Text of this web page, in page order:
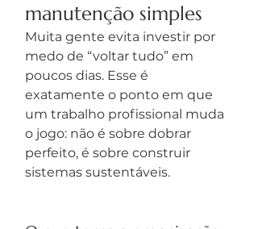
manutenção simples
Muita gente evita investir por
medo de “voltar tudo” em
poucos dias. Esse é
exatamente o ponto em que
um trabalho profissional muda
o jogo: não é sobre dobrar
perfeito, é sobre construir
sistemas sustentáveis.